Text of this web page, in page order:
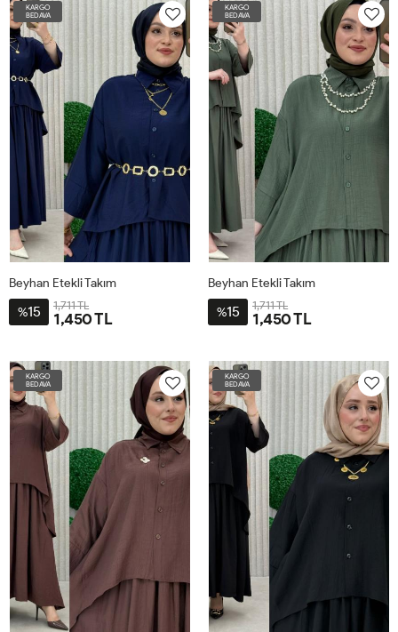
KARGO
BEDAVA
BDN-
Beyhan Etekli Takım
%15 1,711 TL
1,450 TL
KARGO
BEDAVA
BDN-
Beyhan Etekli Takım
%15 1,711 TL
1,450 TL
KARGO
BEDAVA
KARGO
BEDAVA